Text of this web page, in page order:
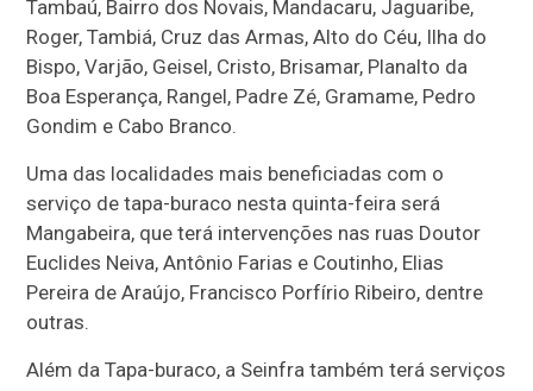
Tambaú, Bairro dos Novais, Mandacaru, Jaguaribe,
Roger, Tambiá, Cruz das Armas, Alto do Céu, Ilha do
Bispo, Varjão, Geisel, Cristo, Brisamar, Planalto da
Boa Esperança, Rangel, Padre Zé, Gramame, Pedro
Gondim e Cabo Branco.
Uma das localidades mais beneficiadas com o
serviço de tapa-buraco nesta quinta-feira será
Mangabeira, que terá intervenções nas ruas Doutor
Euclides Neiva, Antônio Farias e Coutinho, Elias
Pereira de Araújo, Francisco Porfírio Ribeiro, dentre
outras.
Além da Tapa-buraco, a Seinfra também terá serviços